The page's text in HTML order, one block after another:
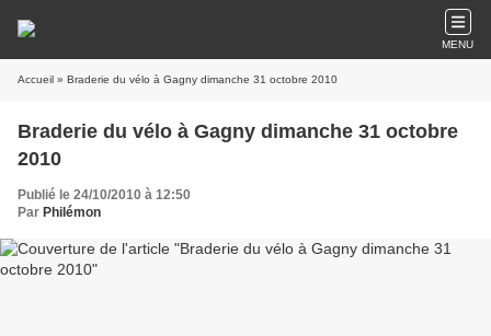
MENU
Accueil » Braderie du vélo à Gagny dimanche 31 octobre 2010
Braderie du vélo à Gagny dimanche 31 octobre
2010
Publié le 24/10/2010 à 12:50
Par Philémon